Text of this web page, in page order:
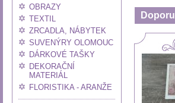
OBRAZY
TEXTIL
ZRCADLA, NÁBYTEK
SUVENÝRY OLOMOUC
DÁRKOVÉ TAŠKY
DEKORAČNÍ
MATERIÁL
FLORISTIKA - ARANŽE